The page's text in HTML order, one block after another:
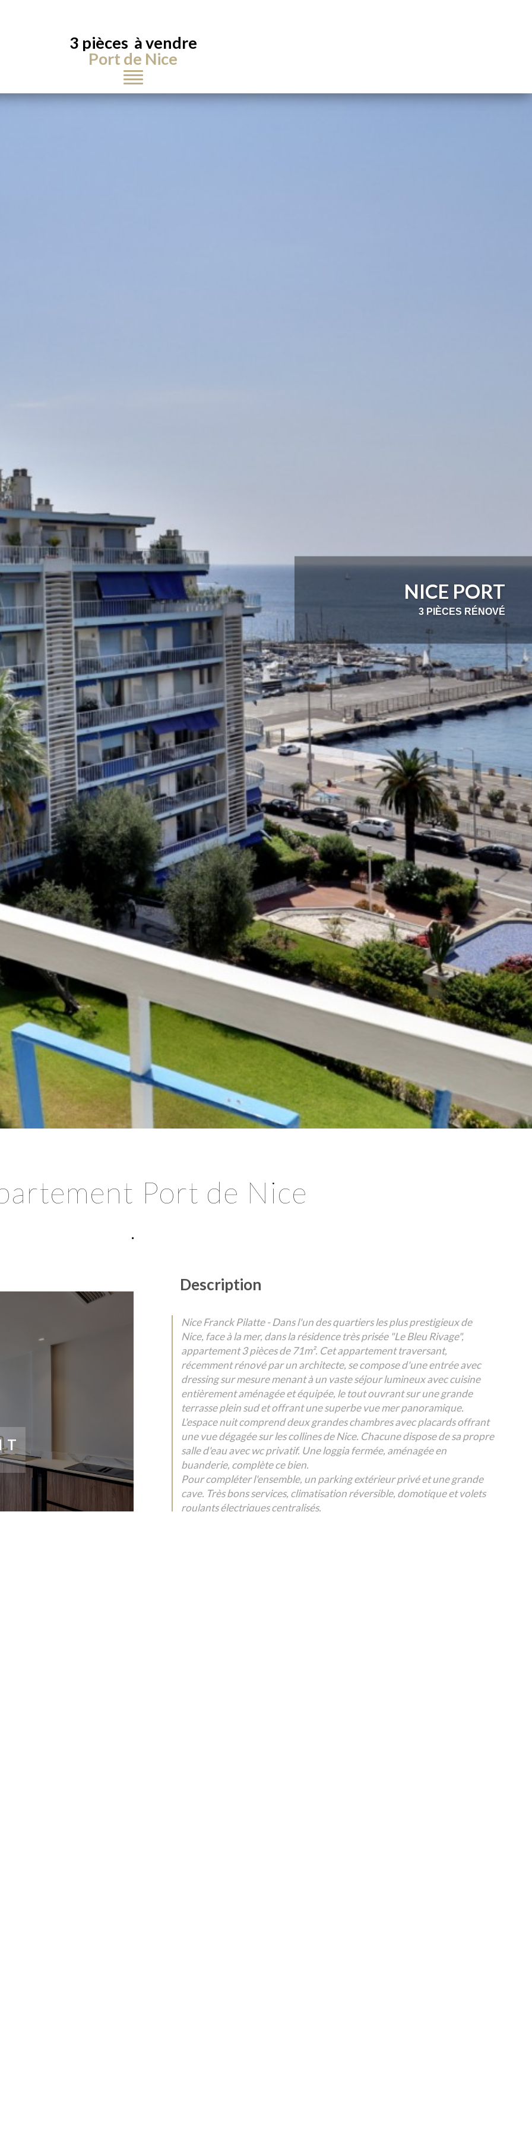
3 pièces à vendre
Port de Nice
Toggle
navigation
NICE PORT
3 PIÈCES RÉNOVÉ
Port de Nice
.
Description
Nice Franck Pilatte - Dans l'un des quartiers les plus prestigieux de
Nice, face à la mer, dans la résidence très prisée "Le Bleu Rivage",
appartement 3 pièces de 71m². Cet appartement traversant,
récemment rénové par un architecte, se compose d'une entrée avec
dressing sur mesure menant à un vaste séjour lumineux avec cuisine
entièrement aménagée et équipée, le tout ouvrant sur une grande
terrasse plein sud et offrant une superbe vue mer panoramique.
L'espace nuit comprend deux grandes chambres avec placards offrant
une vue dégagée sur les collines de Nice. Chacune dispose de sa propre
salle d'eau avec wc privatif. Une loggia fermée, aménagée en
buanderie, complète ce bien.
Pour compléter l'ensemble, un parking extérieur privé et une grande
cave. Très bons services, climatisation réversible, domotique et volets
roulants électriques centralisés.